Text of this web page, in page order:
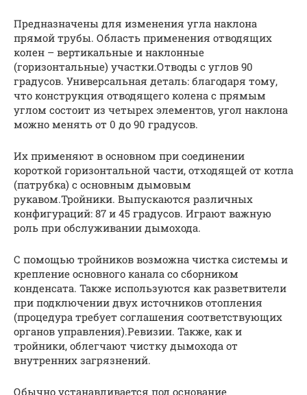
Предназначены для изменения угла наклона
прямой трубы. Область применения отводящих
колен – вертикальные и наклонные
(горизонтальные) участки.Отводы с углов 90
градусов. Универсальная деталь: благодаря тому,
что конструкция отводящего колена с прямым
углом состоит из четырех элементов, угол наклона
можно менять от 0 до 90 градусов.
Их применяют в основном при соединении
короткой горизонтальной части, отходящей от котла
(патрубка) с основным дымовым
рукавом.Тройники. Выпускаются различных
конфигураций: 87 и 45 градусов. Играют важную
роль при обслуживании дымохода.
С помощью тройников возможна чистка системы и
крепление основного канала со сборником
конденсата. Также используются как разветвители
при подключении двух источников отопления
(процедура требует соглашения соответствующих
органов управления).Ревизии. Также, как и
тройники, облегчают чистку дымохода от
внутренних загрязнений.
Обычно устанавливается под основание